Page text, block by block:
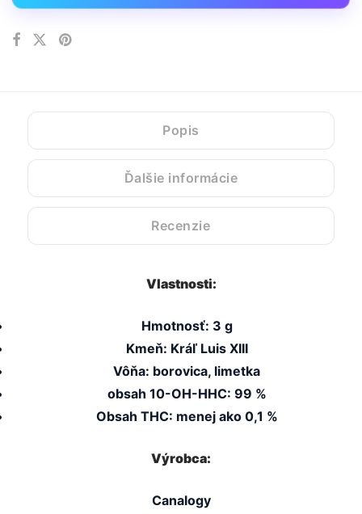
Popis
Ďalšie informácie
Recenzie
Vlastnosti:
Hmotnosť: 3 g
Kmeň: Kráľ Luis XIII
Vôňa: borovica, limetka
obsah 10-OH-HHC: 99 %
Obsah THC: menej ako 0,1 %
Výrobca:
Canalogy